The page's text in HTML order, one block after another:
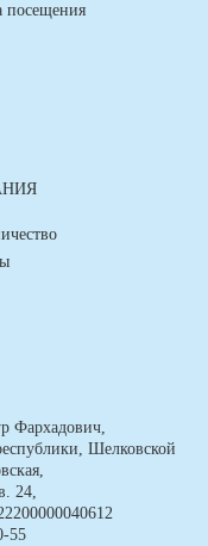
посещения
Фархадович,
Шелковской
24,
55